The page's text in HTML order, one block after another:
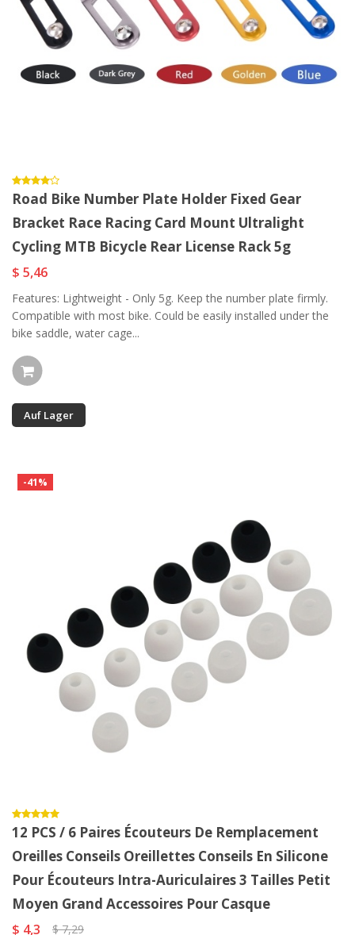
Road Bike Number Plate Holder Fixed Gear
Bracket Race Racing Card Mount Ultralight
Cycling MTB Bicycle Rear License Rack 5g
$ 5,46
Features: Lightweight - Only 5g. Keep the number plate firmly.
Compatible with most bike. Could be easily installed under the
bike saddle, water cage...
Auf Lager
-41%
12 PCS / 6 Paires Écouteurs De Remplacement
Oreilles Conseils Oreillettes Conseils En Silicone
Pour Écouteurs Intra-Auriculaires 3 Tailles Petit
Moyen Grand Accessoires Pour Casque
$ 4,3
$ 7,29